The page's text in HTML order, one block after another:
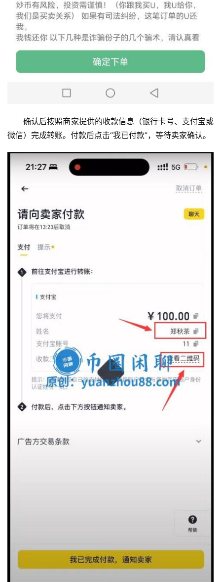
确认后按照商家提供的收款信息（银行卡号、支付宝或
微信）完成转账。付款后点击“我已付款”，等待卖家确认。